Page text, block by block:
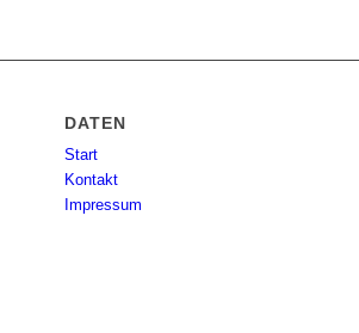
DATEN
Start
Kontakt
Impressum